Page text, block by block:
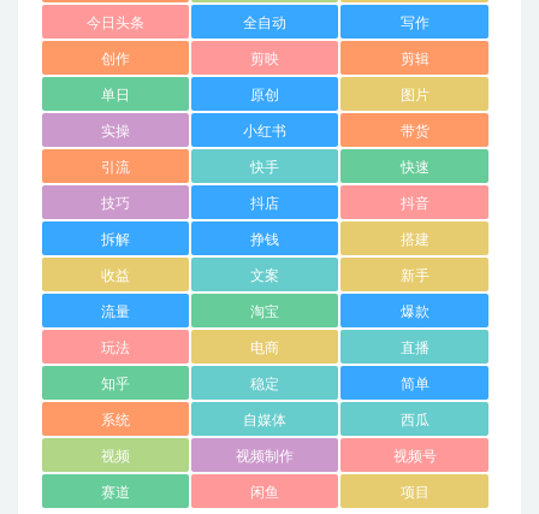
今日头条 全自动 写作
创作 剪映 剪辑
单日 原创 图片
实操 小红书 带货
引流 快手 快速
技巧 抖店 抖音
拆解 挣钱 搭建
收益 文案 新手
流量 淘宝 爆款
玩法 电商 直播
知乎 稳定 简单
系统 自媒体 西瓜
视频 视频制作 视频号
赛道 闲鱼 项目